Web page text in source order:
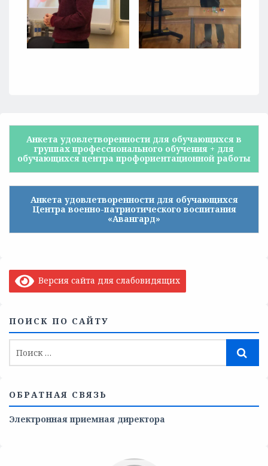
Анкета удовлетворенности для обучающихся в
группах профессионального обучения + для
обучающихся центра профориентационной работы
Анкета удовлетворенности для обучающихся
Центра военно-патриотического воспитания
«Авангард»
Версия сайта для слабовидящих
ПОИСК ПО САЙТУ
ОБРАТНАЯ СВЯЗЬ
Электронная приемная директора